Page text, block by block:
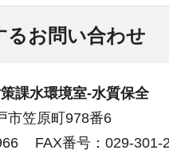
るお問い合わせ
課水環境室-水質保全
市笠原町978番6
FAX番号：029-301-